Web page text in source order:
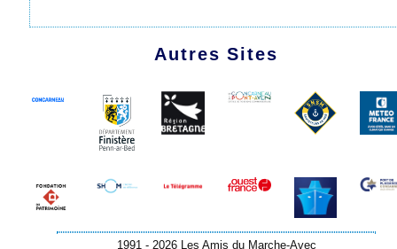
Autres Sites
1991 - 2026 Les Amis du Marche-Avec